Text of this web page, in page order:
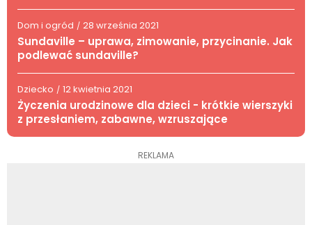
Dom i ogród / 28 września 2021
Sundaville – uprawa, zimowanie, przycinanie. Jak
podlewać sundaville?
Dziecko / 12 kwietnia 2021
Życzenia urodzinowe dla dzieci - krótkie wierszyki
z przesłaniem, zabawne, wzruszające
REKLAMA